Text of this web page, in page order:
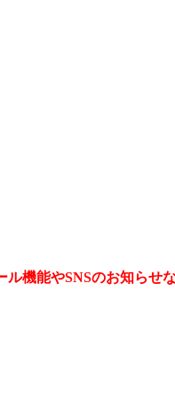
機能やSNSのお知らせ